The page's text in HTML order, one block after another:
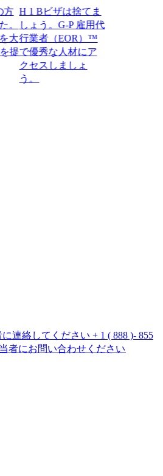
H 1 Bビザは捨てま
しょう。G-P 雇用代
行業者（EOR）™
で優秀な人材にア
クセスしましょ
う。​​
連絡してください + 1 ( 888 )- 855
者にお問い合わせください​​